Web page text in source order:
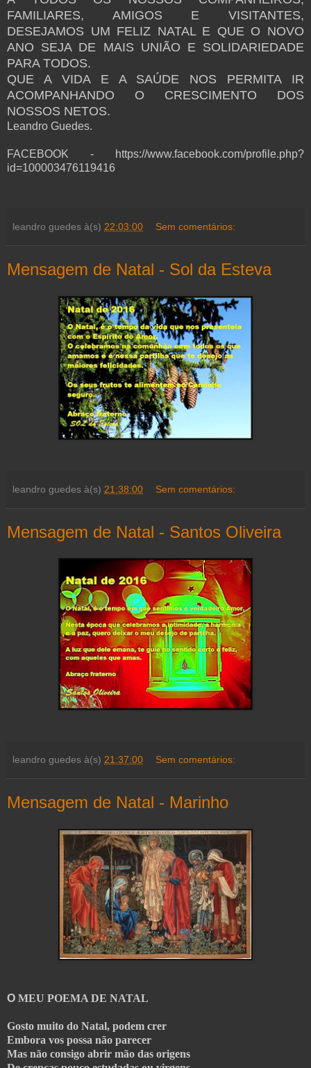
FAMILIARES, AMIGOS E VISITANTES,
DESEJAMOS UM FELIZ NATAL E QUE O NOVO
ANO SEJA DE MAIS UNIÃO E SOLIDARIEDADE
PARA TODOS.
QUE A VIDA E A SAÚDE NOS PERMITA IR
ACOMPANHANDO O CRESCIMENTO DOS
NOSSOS NETOS.
Leandro Guedes.
FACEBOOK - https://www.facebook.com/profile.php?
id=100003476119416
leandro guedes à(s) 22:03:00 Sem comentários:
Mensagem de Natal - Sol da Esteva
leandro guedes à(s) 21:38:00 Sem comentários:
Mensagem de Natal - Santos Oliveira
leandro guedes à(s) 21:37:00 Sem comentários:
Mensagem de Natal - Marinho
O MEU POEMA DE NATAL
Gosto muito do Natal, podem crer
Embora vos possa não parecer
Mas não consigo abrir mão das origens